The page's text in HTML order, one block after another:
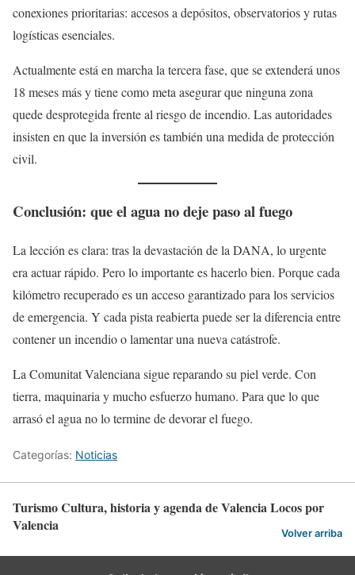
conexiones prioritarias: accesos a depósitos, observatorios y rutas
logísticas esenciales.
Actualmente está en marcha la tercera fase, que se extenderá unos
18 meses más y tiene como meta asegurar que ninguna zona
quede desprotegida frente al riesgo de incendio. Las autoridades
insisten en que la inversión es también una medida de protección
civil.
Conclusión: que el agua no deje paso al fuego
La lección es clara: tras la devastación de la DANA, lo urgente
era actuar rápido. Pero lo importante es hacerlo bien. Porque cada
kilómetro recuperado es un acceso garantizado para los servicios
de emergencia. Y cada pista reabierta puede ser la diferencia entre
contener un incendio o lamentar una nueva catástrofe.
La Comunitat Valenciana sigue reparando su piel verde. Con
tierra, maquinaria y mucho esfuerzo humano. Para que lo que
arrasó el agua no lo termine de devorar el fuego.
Categorías: Noticias
Turismo Cultura, historia y agenda de Valencia Locos por
Valencia
Volver arriba